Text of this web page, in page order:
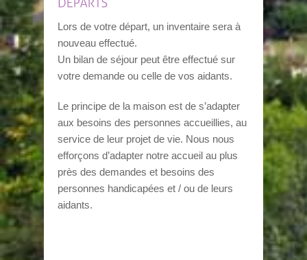
Lors de votre départ, un inventaire sera à
nouveau effectué.
Un bilan de séjour peut être effectué sur
votre demande ou celle de vos aidants.
Le principe de la maison est de s’adapter
aux besoins des personnes accueillies, au
service de leur projet de vie. Nous nous
efforçons d’adapter notre accueil au plus
près des demandes et besoins des
personnes handicapées et / ou de leurs
aidants.